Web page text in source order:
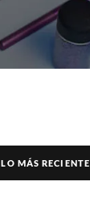
LO MÁS RECIENTE